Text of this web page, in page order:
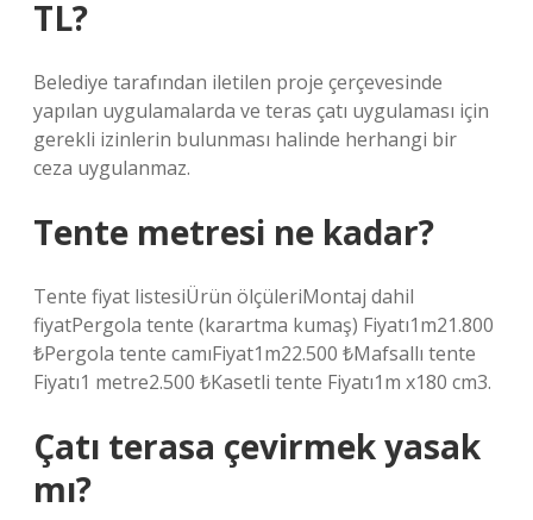
TL?
Belediye tarafından iletilen proje çerçevesinde
yapılan uygulamalarda ve teras çatı uygulaması için
gerekli izinlerin bulunması halinde herhangi bir
ceza uygulanmaz.
Tente metresi ne kadar?
Tente fiyat listesiÜrün ölçüleriMontaj dahil
fiyatPergola tente (karartma kumaş) Fiyatı1m21.800
₺Pergola tente camıFiyat1m22.500 ₺Mafsallı tente
Fiyatı1 metre2.500 ₺Kasetli tente Fiyatı1m x180 cm3.
Çatı terasa çevirmek yasak
mı?